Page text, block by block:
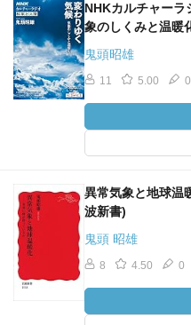
NHKカルチャーラ
象のしくみと温暖
鬼頭昭雄
11 5.00 0
異常気象と地球温
波新書)
鬼頭 昭雄
8 4.50 0